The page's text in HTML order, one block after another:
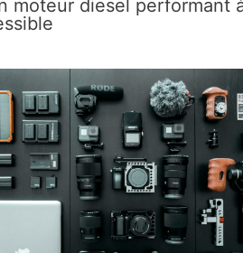
moteur diesel performant